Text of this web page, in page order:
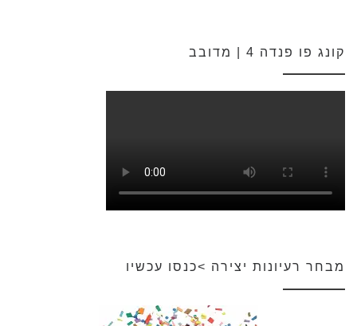
קונג פו פנדה 4 | מדובב
מבחר רעיונות יצירה >כנסו עכשיו